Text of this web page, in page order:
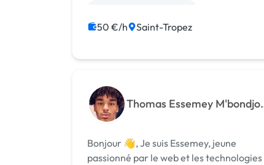
Experience utilisateur
50 €/h Saint-Tropez
Thomas Essemey M'bondjo
Bonjour 👋, Je suis Essemey, jeune
passionné par le web et les technologies